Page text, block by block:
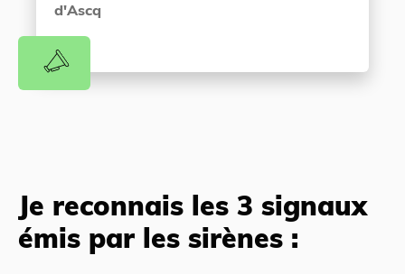
d'Ascq
Je reconnais les 3 signaux
émis par les sirènes :